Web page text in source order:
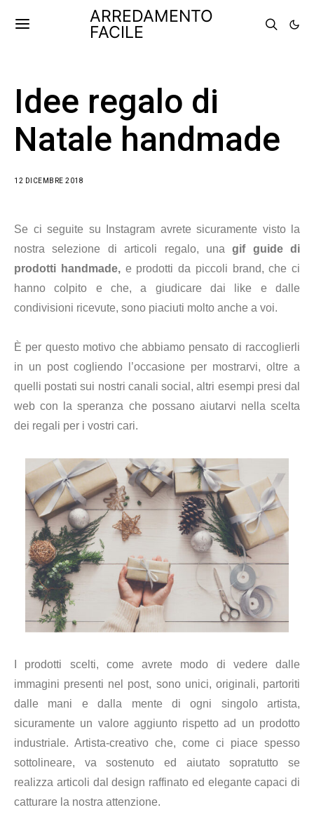
ARREDAMENTO
FACILE
Idee regalo di
Natale handmade
12 DICEMBRE 2018
Se ci seguite su Instagram avrete sicuramente visto la
nostra selezione di articoli regalo, unagif guide di
prodotti handmade,e prodotti da piccoli brand, che ci
hanno colpito e che, a giudicare dai like e dalle
condivisioni ricevute, sono piaciuti molto anche a voi.
È per questo motivo che abbiamo pensato di raccoglierli
in un post cogliendo l’occasione per mostrarvi, oltre a
quelli postati sui nostri canali social, altri esempi presi dal
web con la speranza che possano aiutarvi nella scelta
dei regali per i vostri cari.
I prodotti scelti, come avrete modo di vedere dalle
immagini presenti nel post, sono unici, originali, partoriti
dalle mani e dalla mente di ogni singolo artista,
sicuramente un valore aggiunto rispetto ad un prodotto
industriale. Artista-creativo che, come ci piace spesso
sottolineare, va sostenuto ed aiutato sopratutto se
realizza articoli dal design raffinato ed elegante capaci di
catturare la nostra attenzione.